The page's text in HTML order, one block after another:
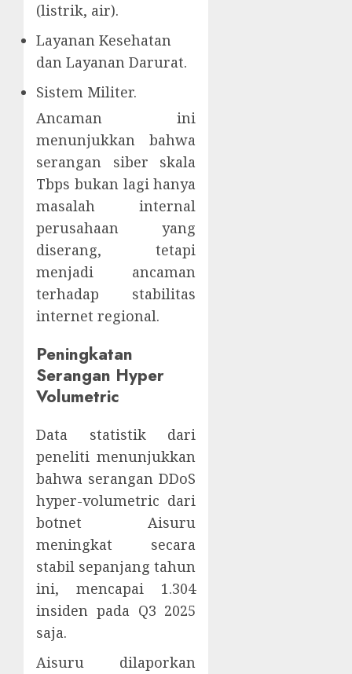
(listrik, air).
Layanan Kesehatan
dan Layanan Darurat.
Sistem Militer.
Ancaman ini
menunjukkan bahwa
serangan siber skala
Tbps bukan lagi hanya
masalah internal
perusahaan yang
diserang, tetapi
menjadi ancaman
terhadap stabilitas
internet regional.
Peningkatan
Serangan Hyper
Volumetric
Data statistik dari
peneliti menunjukkan
bahwa serangan DDoS
hyper-volumetric dari
botnet Aisuru
meningkat secara
stabil sepanjang tahun
ini, mencapai 1.304
insiden pada Q3 2025
saja.
Aisuru dilaporkan